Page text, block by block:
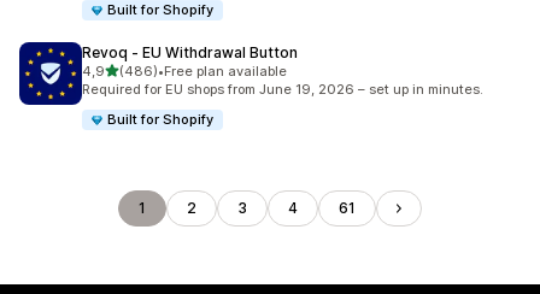
Built for Shopify
Revoq ‑ EU Withdrawal Button
4,9de 5 estrelas
(486)
486 avaliações ao todo
•Free plan available
Required for EU shops from June 19, 2026 – set up in minutes.
Built for Shopify
1 2 3 4 61